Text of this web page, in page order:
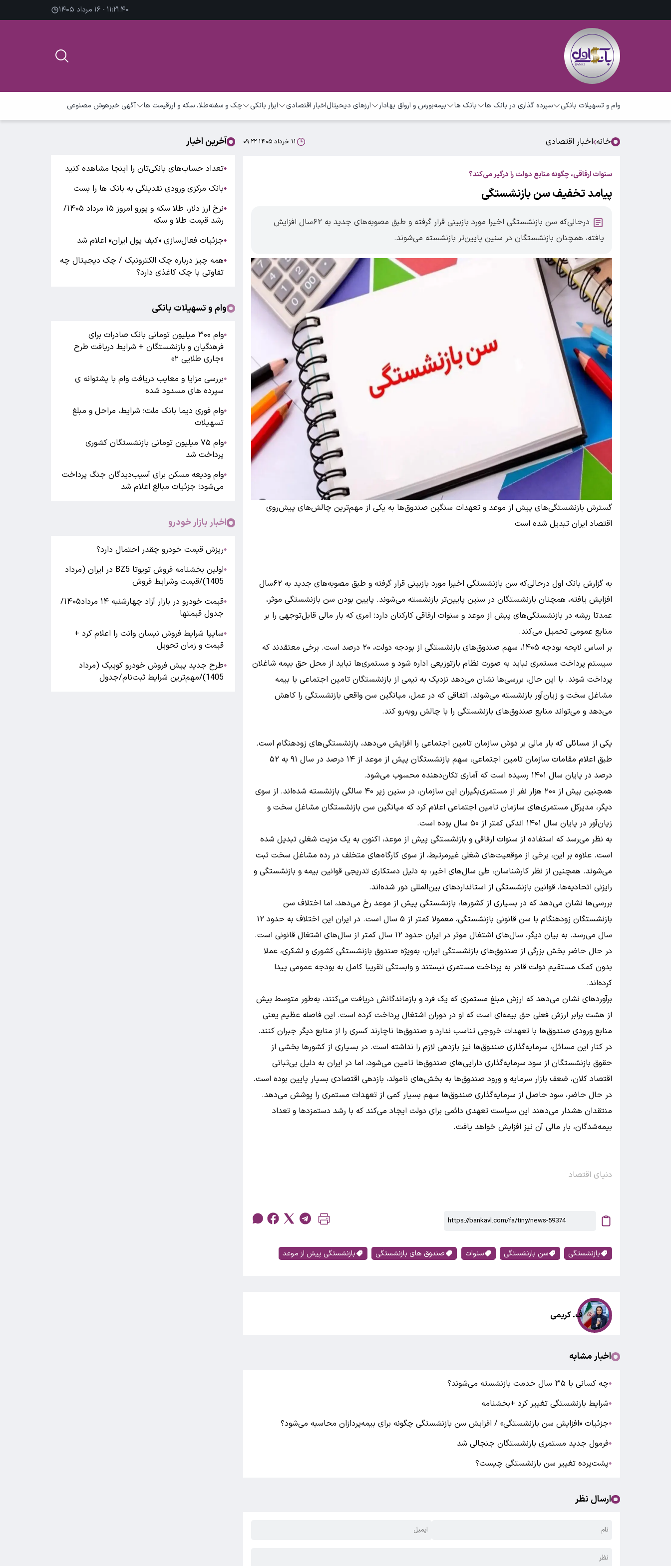
۱۱:۲۱:۴۰ - ۱۶ مرداد ۱۴۰۵
وام و تسهیلات بانکی سپرده گذاری در بانک ها بانک ها بیمهبورس و ارواق بهادار ارزهای دیحیتالاخبار اقتصادی ابزار بانکی چک و سفتهطلا، سکه و ارزقیمت ها آگهی خبرهوش مصنوعی
خانه اخبار اقتصادی ۱۱ خرداد ۱۴۰۵ ۰۹:۲۲
سنوات ارفاقی، چگونه منابع دولت را درگیر می‌کند؟
پیامد تخفیف سن بازنشستگی
درحالی‌که سن بازنشستگی اخیرا مورد بازبینی قرار گرفته و طبق مصوبه‌های جدید به ۶۲سال افزایش
یافته، همچنان بازنشستگان در سنین پایین‌تر بازنشسته می‌شوند.
گسترش بازنشستگی‌های پیش از موعد و تعهدات سنگین صندوق‌ها به یکی از مهم‌ترین چالش‌های پیش‌روی
اقتصاد ایران تبدیل شده است
به گزارش بانک اول درحالی‌که سن بازنشستگی اخیرا مورد بازبینی قرار گرفته و طبق مصوبه‌های جدید به ۶۲سال
افزایش یافته، همچنان بازنشستگان در سنین پایین‌تر بازنشسته می‌شوند. پایین بودن سن بازنشستگی موثر،
عمدتا ریشه در بازنشستگی‌های پیش از موعد و سنوات ارفاقی کارکنان دارد؛ امری که بار مالی قابل‌توجهی را بر
منابع عمومی تحمیل می‌کند.
بر اساس لایحه بودجه ۱۴۰۵، سهم صندوق‌های بازنشستگی از بودجه دولت، ۲۰ درصد است. برخی معتقدند که
سیستم پرداخت مستمری نباید به صورت نظام بازتوزیعی اداره شود و مستمری‌ها نباید از محل حق بیمه شاغلان
پرداخت شوند. با این حال، بررسی‌ها نشان می‌دهد نزدیک به نیمی از بازنشستگان تامین اجتماعی با بیمه
مشاغل سخت و زیان‌آور بازنشسته می‌شوند. اتفاقی که در عمل، میانگین سن واقعی بازنشستگی را کاهش
می‌دهد و می‌تواند منابع صندوق‌های بازنشستگی را با چالش روبه‌رو کند.
یکی از مسائلی که بار مالی بر دوش سازمان تامین اجتماعی را افزایش می‌دهد، بازنشستگی‌های زودهنگام است.
طبق اعلام مقامات سازمان تامین اجتماعی، سهم بازنشستگان پیش از موعد از ۱۴ درصد در سال ۹۱ به ۵۲
درصد در پایان سال ۱۴۰۱ رسیده است که آماری تکان‌دهنده محسوب می‌شود.
همچنین بیش از ۲۰۰ هزار نفر از مستمری‌بگیران این سازمان، در سنین زیر ۴۰ سالگی بازنشسته شده‌اند. از سوی
دیگر، مدیرکل مستمری‌های سازمان تامین اجتماعی اعلام کرد که میانگین سن بازنشستگان مشاغل سخت و
زیان‌آور در پایان سال ۱۴۰۱ اندکی کمتر از ۵۰ سال بوده است.
به نظر می‌رسد که استفاده از سنوات ارفاقی و بازنشستگی پیش از موعد، اکنون به یک مزیت شغلی تبدیل شده
است. علاوه بر این، برخی از موقعیت‌های شغلی غیرمرتبط، از سوی کارگاه‌های متخلف در رده مشاغل سخت ثبت
می‌شوند. همچنین از نظر کارشناسان، طی سال‌های اخیر، به دلیل دستکاری تدریجی قوانین بیمه و بازنشستگی و
رایزنی اتحادیه‌ها، قوانین بازنشستگی از استانداردهای بین‌المللی دور شده‌اند.
بررسی‌ها نشان می‌دهد که در بسیاری از کشورها، بازنشستگی پیش‌ از موعد رخ می‌‌دهد، اما اختلاف سن
بازنشستگان زودهنگام با سن قانونی بازنشستگی، معمولا کمتر از ۵ سال است. در ایران این اختلاف به حدود ۱۲
سال می‌رسد. به بیان دیگر، سال‌های اشتغال موثر در ایران حدود ۱۲ سال کمتر از سال‌های اشتغال قانونی است.
در حال حاضر بخش بزرگی از صندوق‌های بازنشستگی ایران، به‌ویژه صندوق بازنشستگی کشوری و لشکری، عملا
بدون کمک مستقیم دولت قادر به پرداخت مستمری نیستند و وابستگی تقریبا کامل به بودجه عمومی پیدا
کرده‌اند.
برآوردهای نشان می‌دهد که ارزش مبلغ مستمری که یک فرد و بازماندگانش دریافت می‌کنند، به‌طور متوسط بیش
از هشت برابر ارزش فعلی حق بیمه‌ای است که او در دوران اشتغال پرداخت کرده است. این فاصله عظیم یعنی
منابع ورودی صندوق‌ها با تعهدات خروجی تناسب ندارد و صندوق‌ها ناچارند کسری را از منابع دیگر جبران کنند.
در کنار این مسائل، سرمایه‌گذاری صندوق‌ها نیز بازدهی لازم را نداشته است. در بسیاری از کشورها بخشی از
حقوق بازنشستگان از سود سرمایه‌گذاری دارایی‌های صندوق‌ها تامین می‌شود، اما در ایران به دلیل بی‌ثباتی
اقتصاد کلان، ضعف بازار سرمایه و ورود صندوق‌ها به بخش‌های نامولد، بازدهی اقتصادی بسیار پایین بوده است.
در حال حاضر، سود حاصل از سرمایه‌گذاری صندوق‌ها سهم بسیار کمی از تعهدات مستمری را پوشش می‌دهد.
منتقدان هشدار می‌دهند این سیاست تعهدی دائمی برای دولت ایجاد می‌کند که با رشد دستمزدها و تعداد
بیمه‌شدگان، بار مالی آن نیز افزایش خواهد یافت.
دنیای اقتصاد
بازنشستگی سن بازنشستگی سنوات صندوق های بازنشستگی بازنشستگی پیش از موعد
ف. کریمی
اخبار مشابه
●چه کسانی با ۳۵ سال خدمت بازنشسته می‌شوند؟
●شرایط بازنشستگی تغییر کرد +بخشنامه
●جزئیات «افزایش سن بازنشستگی» / افزایش سن بازنشستگی چگونه برای بیمه‌پردازان محاسبه می‌شود؟
●فرمول جدید مستمری بازنشستگان جنجالی شد
●پشت‌پرده تغییر سن بازنشستگی چیست؟
ارسال نظر
آخرین اخبار
●تعداد حساب‌های بانکی‌تان را اینجا مشاهده کنید
●بانک مرکزی ورودی نقدینگی به بانک ها را بست
●
نرخ ارز دلار، طلا سکه و یورو امروز ۱۵ مرداد ۱۴۰۵/
رشد قیمت طلا و سکه
●جزئیات فعال‌سازی «کیف پول ایران» اعلام شد
●همه چیز درباره چک الکترونیک / چک دیجیتال چه
تفاوتی با چک کاغذی دارد؟
وام و تسهیلات بانکی
●
وام ۳۰۰ میلیون تومانی بانک صادرات برای
فرهنگیان و بازنشستگان + شرایط دریافت طرح
«جاری طلایی ۲»
●بررسی مزایا و معایب دریافت وام با پشتوانه ی
سپرده های مسدود شده
●وام فوری دیما بانک ملت؛ شرایط، مراحل و مبلغ
تسهیلات
●
وام ۷۵ میلیون تومانی بازنشستگان کشوری
پرداخت شد
●وام ودیعه مسکن برای آسیب‌دیدگان جنگ پرداخت
می‌شود؛ جزئیات مبالغ اعلام شد
اخبار بازار خودرو
●ریزش قیمت خودرو چقدر احتمال دارد؟
●
اولین بخشنامه فروش تویوتا BZ5 در ایران (مرداد
1405)/قیمت وشرایط فروش
●
قیمت خودرو در بازار آزاد چهارشنبه ۱۴ مرداد۱۴۰۵/
جدول قیمتها
●سایپا شرایط فروش نیسان وانت را اعلام کرد +
قیمت و زمان تحویل
●طرح جدید پیش فروش خودرو کوییک (مرداد
1405)/مهم‌ترین شرایط ثبت‌نام/جدول